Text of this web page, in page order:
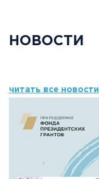
НОВОСТИ
читать все новости